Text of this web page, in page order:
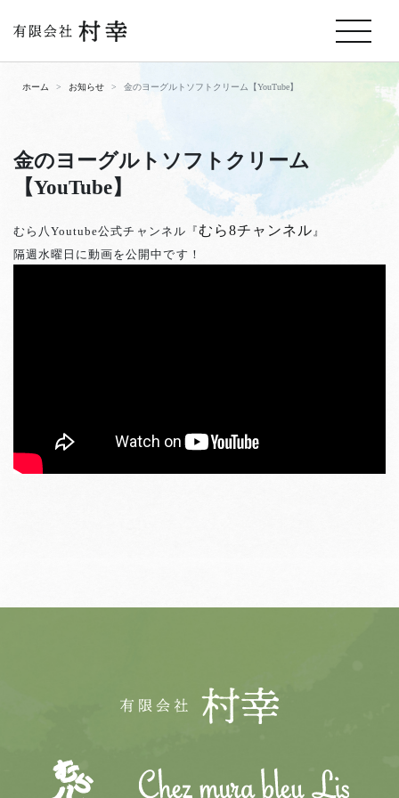
ホーム お知らせ 金のヨーグルトソフトクリーム【YouTube】
金のヨーグルトソフトクリーム
【YouTube】
むら八Youtube公式チャンネル『むら8チャンネル』
隔週水曜日に動画を公開中です！